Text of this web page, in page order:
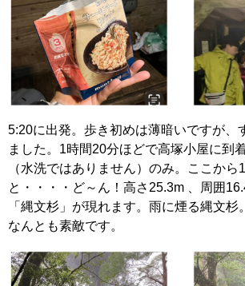
5:20に出発。歩き初めは薄暗いですが、
ました。1時間20分ほどで高塚小屋に到
（水洗ではありません）のみ。ここから
と・・・・ど～ん！高さ25.3m 、周囲
「縄文杉」が現れます。雨に煙る縄文杉
なんとも素敵です。